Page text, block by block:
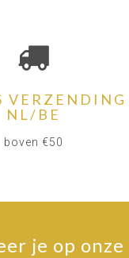
VERZENDING
NL/BE
boven €50
je op